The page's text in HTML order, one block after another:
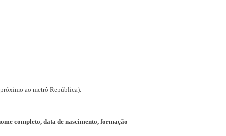
ao metrô República).
completo, data de nascimento, formação